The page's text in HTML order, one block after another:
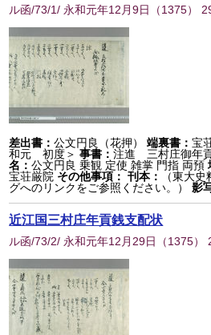
ル函/73/1/ 永和元年12月9日 （1375）
差出書：公文円良（花押） 端裏書：宝
和元 初度＞ 事書：注進 三村庄御年
名：公文円良 乗観 定使 雑掌 門指 両預
宝荘厳院 その他事項： 刊本：
（東大
グへのリンクをご参照ください。）
影
近江国三村庄年貢銭支配状
ル函/73/2/ 永和元年12月29日 （1375）